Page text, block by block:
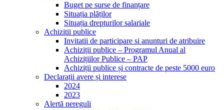
Buget pe surse de finanțare
Situația plăților
Situația drepturilor salariale
Achizitii publice
Invitatii de participare si anunturi de atribuire
Achiziții publice – Programul Anual al
Achizițiilor Publice – PAP
Achiziții publice și contracte de peste 5000 euro
Declarații avere și interese
2024
2023
Alertă nereguli